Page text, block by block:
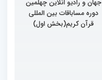
جهان و رادیو انلاین چهلمین
دوره مساباقات بین المللی
قرآن کریم(بخش اول)